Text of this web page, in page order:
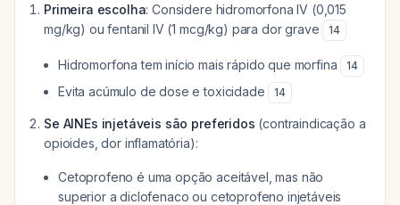
Primeira escolha: Considere hidromorfona IV (0,015
mg/kg) ou fentanil IV (1 mcg/kg) para dor grave
14
Hidromorfona tem início mais rápido que morfina 14
Evita acúmulo de dose e toxicidade 14
Se AINEs injetáveis são preferidos (contraindicação a
opioides, dor inflamatória):
Cetoprofeno é uma opção aceitável, mas não
superior a diclofenaco ou cetoprofeno injetáveis